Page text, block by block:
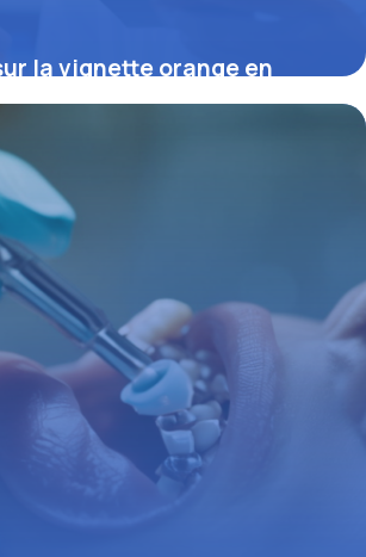
la vignette orange en
remboursements et